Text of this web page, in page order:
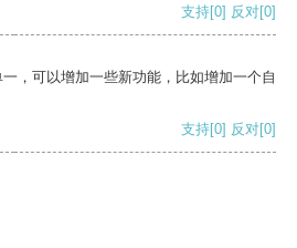
支持[0] 反对[0]
，可以增加一些新功能，比如增加一个自
支持[0] 反对[0]